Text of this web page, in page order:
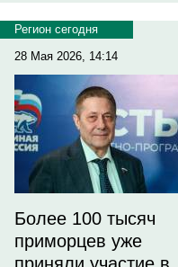
Регион сегодня
28 Мая 2026, 14:14
Более 100 тысяч
приморцев уже